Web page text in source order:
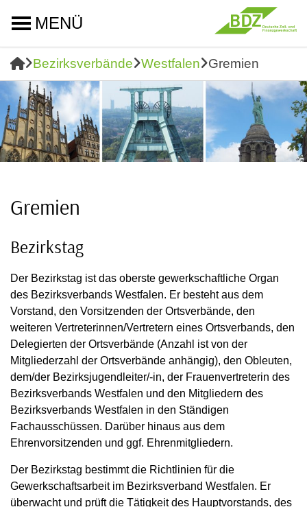
MENÜ
Bezirksverbände Westfalen Gremien
Gremien
Bezirkstag
Der Bezirkstag ist das oberste gewerkschaftliche Organ
des Bezirksverbands Westfalen. Er besteht aus dem
Vorstand, den Vorsitzenden der Ortsverbände, den
weiteren Vertreterinnen/Vertretern eines Ortsverbands, den
Delegierten der Ortsverbände (Anzahl ist von der
Mitgliederzahl der Ortsverbände anhängig), den Obleuten,
dem/der Bezirksjugendleiter/-in, der Frauenvertreterin des
Bezirksverbands Westfalen und den Mitgliedern des
Bezirksverbands Westfalen in den Ständigen
Fachausschüssen. Darüber hinaus aus dem
Ehrenvorsitzenden und ggf. Ehrenmitgliedern.
Der Bezirkstag bestimmt die Richtlinien für die
Gewerkschaftsarbeit im Bezirksverband Westfalen. Er
überwacht und prüft die Tätigkeit des Hauptvorstands, des